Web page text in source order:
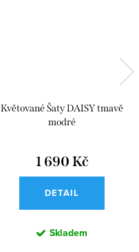
Květované Šaty DAISY tmavě
modré
1 690 Kč
DETAIL
Skladem